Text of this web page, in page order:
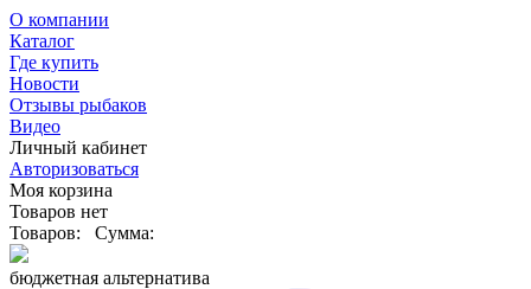
О компании
Каталог
Где купить
Новости
Отзывы рыбаков
Видео
Личный кабинет
Авторизоваться
Моя корзина
Товаров нет
Товаров:
Сумма:
бюджетная альтернатива